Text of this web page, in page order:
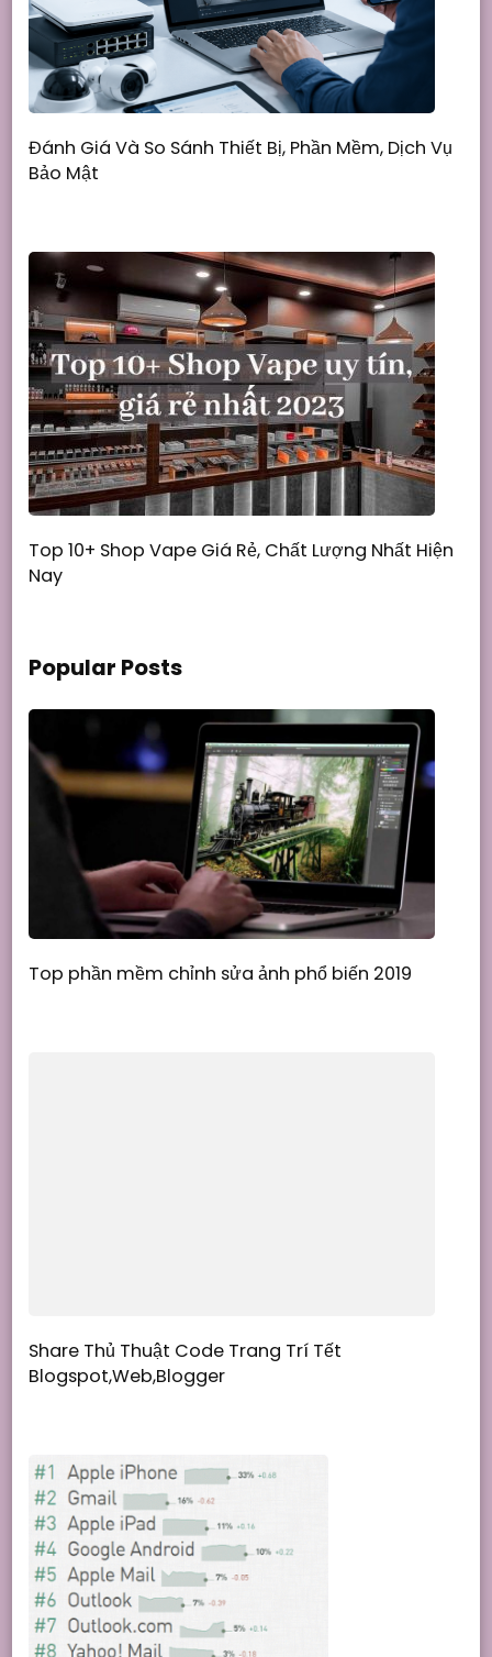
Đánh Giá Và So Sánh Thiết Bị, Phần Mềm, Dịch Vụ
Bảo Mật
Top 10+ Shop Vape Giá Rẻ, Chất Lượng Nhất Hiện
Nay
Popular Posts
Top phần mềm chỉnh sửa ảnh phổ biến 2019
Share Thủ Thuật Code Trang Trí Tết
Blogspot,Web,Blogger